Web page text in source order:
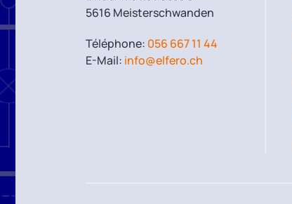
5616 Meisterschwanden
Téléphone: 056 667 11 44
E-Mail: info@elfero.ch